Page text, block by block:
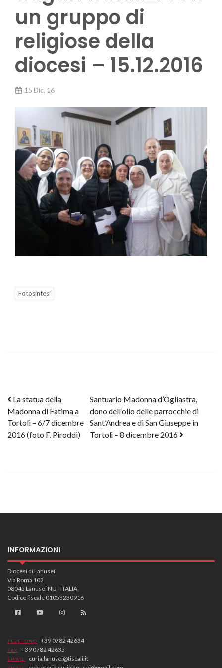
un gruppo di
religiose della
diocesi – 15.12.2016
15 Dic, 16
Fotosintesi
Post navigation
La statua della
Madonna di Fatima a
Tortolì – 6/7 dicembre
2016 (foto F. Piroddi)
Santuario Madonna d’Ogliastra,
dono dell’olio delle parrocchie di
Sant’Andrea e di San Giuseppe in
Tortolì – 8 dicembre 2016
INFORMAZIONI
Diocesi di Lanusei
Via Roma 102
08045 Lanusei NU - ITALIA
Codice fiscale 01053230916
TELEFONO +39 0782 42634
FAX +39 0782 42635
EMAIL curia.lanusei@tiscali.it